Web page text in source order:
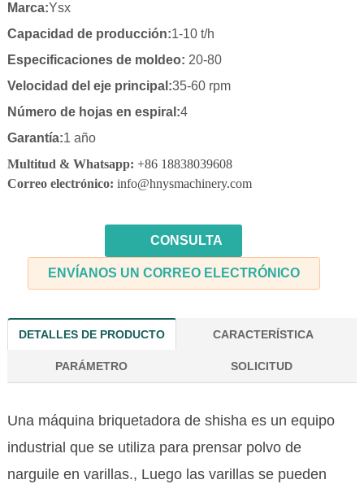
Marca:Ysx
Capacidad de producción:1-10 t/h
Especificaciones de moldeo: 20-80
Velocidad del eje principal:35-60 rpm
Número de hojas en espiral:4
Garantía:1 año
Multitud & Whatsapp: +86 18838039608
Correo electrónico: info@hnysmachinery.com
CONSULTA
ENVÍANOS UN CORREO ELECTRÓNICO
DETALLES DE PRODUCTO CARACTERÍSTICA
PARÁMETRO SOLICITUD
Una máquina briquetadora de shisha es un equipo
industrial que se utiliza para prensar polvo de
narguile en varillas., Luego las varillas se pueden